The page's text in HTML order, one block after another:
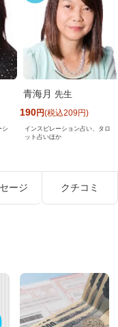
シ
青海月 先生
190円(税込209円)
インスピレーション占い、タロ
ット占いほか
ージ クチコミ